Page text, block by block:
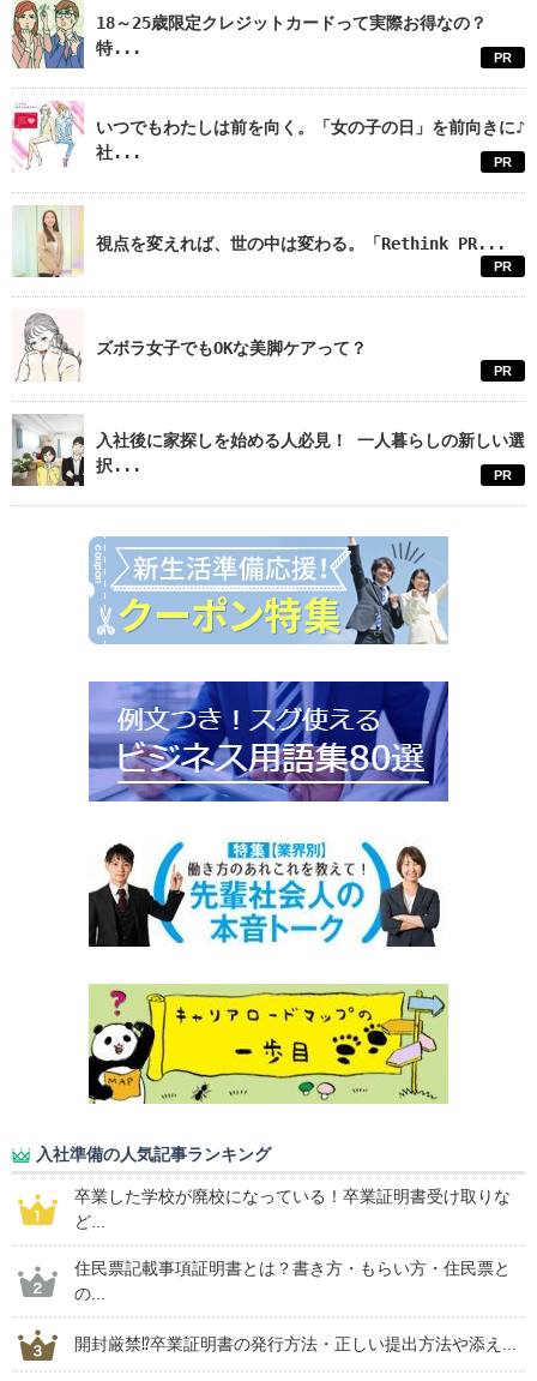
18～25歳限定クレジットカードって実際お得なの？
特...
PR
いつでもわたしは前を向く。「女の子の日」を前向きに♪
社...
PR
視点を変えれば、世の中は変わる。「Rethink PR...
PR
ズボラ女子でもOKな美脚ケアって？
PR
入社後に家探しを始める人必見！ 一人暮らしの新しい選
択...
PR
入社準備の人気記事ランキング
卒業した学校が廃校になっている！卒業証明書受け取りな
ど...
住民票記載事項証明書とは？書き方・もらい方・住民票と
の...
開封厳禁⁉卒業証明書の発行方法・正しい提出方法や添え...